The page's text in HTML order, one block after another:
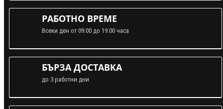
РАБОТНО ВРЕМЕ
Всеки ден от 09:00 до 19:00 часа
БЪРЗА ДОСТАВКА
до 3 работни дни